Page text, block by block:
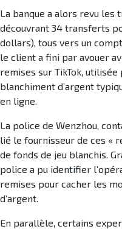
La banque a alors revu les
découvrant 34 transferts
dollars), tous vers un
le client a fini par avouer
remises sur TikTok,
blanchiment d’argent
en ligne.
La police de Wenzhou,
lié le fournisseur de ces «
de fonds de jeu blanchis.
police a pu identifier
remises pour cacher les
d’argent.
En parallèle, certains